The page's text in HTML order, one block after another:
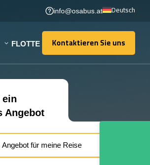
info@osabus.at Deutsch
FLOTTE Kontaktieren Sie uns
Kontaktieren Sie uns
ein
Angebot
Angebot für meine Reise